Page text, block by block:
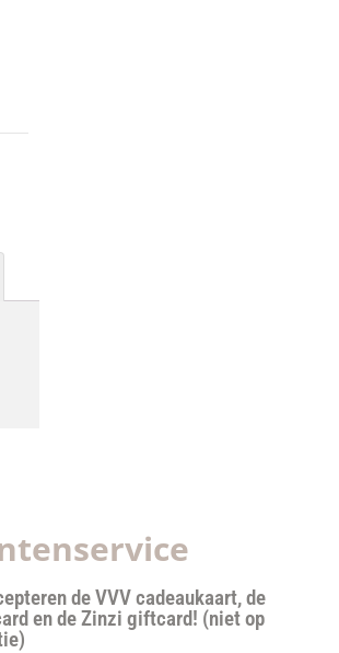
de VVV cadeaukaart, de
en de Zinzi giftcard! (niet op